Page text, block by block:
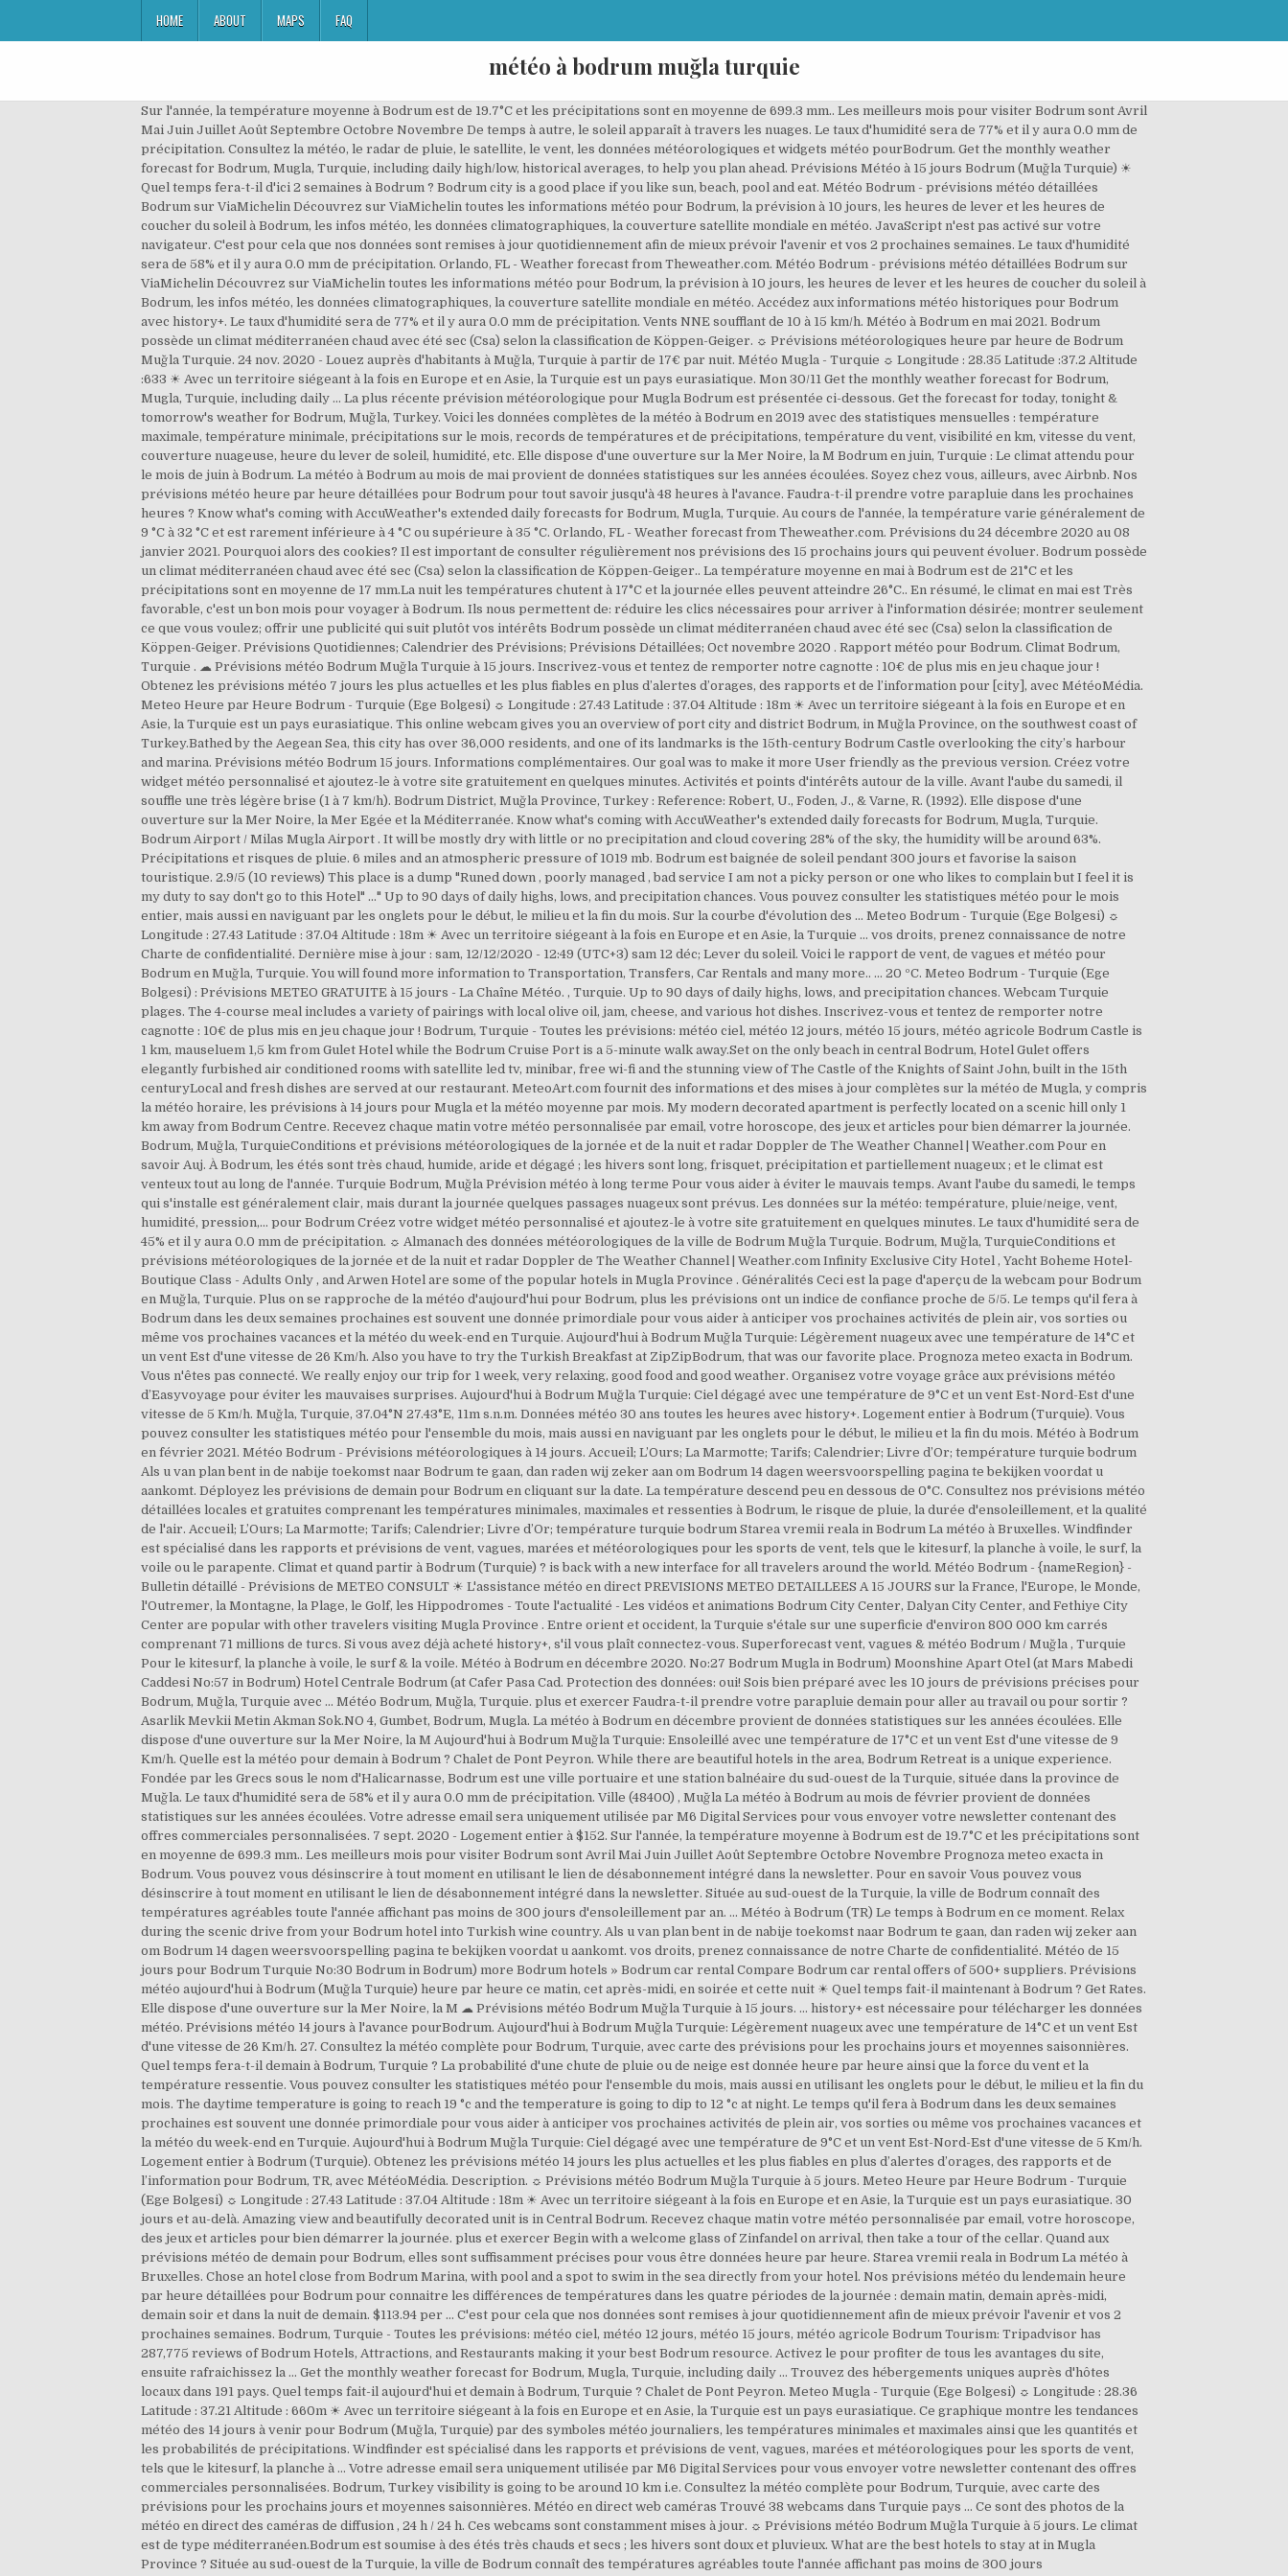
HOME ABOUT MAPS FAQ
météo à bodrum muğla turquie
Sur l'année, la température moyenne à Bodrum est de 19.7°C et les précipitations sont en moyenne de 699.3 mm.. Les meilleurs mois pour visiter Bodrum sont Avril Mai Juin Juillet Août Septembre Octobre Novembre De temps à autre, le soleil apparaît à travers les nuages. Le taux d'humidité sera de 77% et il y aura 0.0 mm de précipitation. Consultez la météo, le radar de pluie, le satellite, le vent, les données météorologiques et widgets météo pourBodrum. Get the monthly weather forecast for Bodrum, Mugla, Turquie, including daily high/low, historical averages, to help you plan ahead. Prévisions Météo à 15 jours Bodrum (Muğla Turquie) ☀ Quel temps fera-t-il d'ici 2 semaines à Bodrum ? Bodrum city is a good place if you like sun, beach, pool and eat. Météo Bodrum - prévisions météo détaillées Bodrum sur ViaMichelin Découvrez sur ViaMichelin toutes les informations météo pour Bodrum, la prévision à 10 jours, les heures de lever et les heures de coucher du soleil à Bodrum, les infos météo, les données climatographiques, la couverture satellite mondiale en météo. JavaScript n'est pas activé sur votre navigateur. C'est pour cela que nos données sont remises à jour quotidiennement afin de mieux prévoir l'avenir et vos 2 prochaines semaines. Le taux d'humidité sera de 58% et il y aura 0.0 mm de précipitation. Orlando, FL - Weather forecast from Theweather.com. Météo Bodrum - prévisions météo détaillées Bodrum sur ViaMichelin Découvrez sur ViaMichelin toutes les informations météo pour Bodrum, la prévision à 10 jours, les heures de lever et les heures de coucher du soleil à Bodrum, les infos météo, les données climatographiques, la couverture satellite mondiale en météo. Accédez aux informations météo historiques pour Bodrum avec history+. Le taux d'humidité sera de 77% et il y aura 0.0 mm de précipitation. Vents NNE soufflant de 10 à 15 km/h. Météo à Bodrum en mai 2021. Bodrum possède un climat méditerranéen chaud avec été sec (Csa) selon la classification de Köppen-Geiger. ☼ Prévisions météorologiques heure par heure de Bodrum Muğla Turquie. 24 nov. 2020 - Louez auprès d'habitants à Muğla, Turquie à partir de 17€ par nuit. Météo Mugla - Turquie ☼ Longitude : 28.35 Latitude :37.2 Altitude :633 ☀ Avec un territoire siégeant à la fois en Europe et en Asie, la Turquie est un pays eurasiatique. Mon 30/11 Get the monthly weather forecast for Bodrum, Mugla, Turquie, including daily … La plus récente prévision météorologique pour Mugla Bodrum est présentée ci-dessous. Get the forecast for today, tonight & tomorrow's weather for Bodrum, Muğla, Turkey. Voici les données complètes de la météo à Bodrum en 2019 avec des statistiques mensuelles : température maximale, température minimale, précipitations sur le mois, records de températures et de précipitations, température du vent, visibilité en km, vitesse du vent, couverture nuageuse, heure du lever de soleil, humidité, etc. Elle dispose d'une ouverture sur la Mer Noire, la M Bodrum en juin, Turquie : Le climat attendu pour le mois de juin à Bodrum. La météo à Bodrum au mois de mai provient de données statistiques sur les années écoulées. Soyez chez vous, ailleurs, avec Airbnb. Nos prévisions météo heure par heure détaillées pour Bodrum pour tout savoir jusqu'à 48 heures à l'avance. Faudra-t-il prendre votre parapluie dans les prochaines heures ? Know what's coming with AccuWeather's extended daily forecasts for Bodrum, Mugla, Turquie. Au cours de l'année, la température varie généralement de 9 °C à 32 °C et est rarement inférieure à 4 °C ou supérieure à 35 °C. Orlando, FL - Weather forecast from Theweather.com. Prévisions du 24 décembre 2020 au 08 janvier 2021. Pourquoi alors des cookies? Il est important de consulter régulièrement nos prévisions des 15 prochains jours qui peuvent évoluer. Bodrum possède un climat méditerranéen chaud avec été sec (Csa) selon la classification de Köppen-Geiger.. La température moyenne en mai à Bodrum est de 21°C et les précipitations sont en moyenne de 17 mm.La nuit les températures chutent à 17°C et la journée elles peuvent atteindre 26°C.. En résumé, le climat en mai est Très favorable, c'est un bon mois pour voyager à Bodrum. Ils nous permettent de: réduire les clics nécessaires pour arriver à l'information désirée; montrer seulement ce que vous voulez; offrir une publicité qui suit plutôt vos intérêts Bodrum possède un climat méditerranéen chaud avec été sec (Csa) selon la classification de Köppen-Geiger. Prévisions Quotidiennes; Calendrier des Prévisions; Prévisions Détaillées; Oct novembre 2020 . Rapport météo pour Bodrum. Climat Bodrum, Turquie . ☁ Prévisions météo Bodrum Muğla Turquie à 15 jours. Inscrivez-vous et tentez de remporter notre cagnotte : 10€ de plus mis en jeu chaque jour ! Obtenez les prévisions météo 7 jours les plus actuelles et les plus fiables en plus d’alertes d’orages, des rapports et de l’information pour [city], avec MétéoMédia. Meteo Heure par Heure Bodrum - Turquie (Ege Bolgesi) ☼ Longitude : 27.43 Latitude : 37.04 Altitude : 18m ☀ Avec un territoire siégeant à la fois en Europe et en Asie, la Turquie est un pays eurasiatique. This online webcam gives you an overview of port city and district Bodrum, in Muğla Province, on the southwest coast of Turkey.Bathed by the Aegean Sea, this city has over 36,000 residents, and one of its landmarks is the 15th-century Bodrum Castle overlooking the city’s harbour and marina. Prévisions météo Bodrum 15 jours. Informations complémentaires. Our goal was to make it more User friendly as the previous version. Créez votre widget météo personnalisé et ajoutez-le à votre site gratuitement en quelques minutes. Activités et points d'intérêts autour de la ville. Avant l'aube du samedi, il souffle une très légère brise (1 à 7 km/h). Bodrum District, Muğla Province, Turkey : Reference: Robert, U., Foden, J., & Varne, R. (1992). Elle dispose d'une ouverture sur la Mer Noire, la Mer Egée et la Méditerranée. Know what's coming with AccuWeather's extended daily forecasts for Bodrum, Mugla, Turquie. Bodrum Airport / Milas Mugla Airport . It will be mostly dry with little or no precipitation and cloud covering 28% of the sky, the humidity will be around 63%. Précipitations et risques de pluie. 6 miles and an atmospheric pressure of 1019 mb. Bodrum est baignée de soleil pendant 300 jours et favorise la saison touristique. 2.9/5 (10 reviews) This place is a dump "Runed down , poorly managed , bad service I am not a picky person or one who likes to complain but I feel it is my duty to say don't go to this Hotel" …" Up to 90 days of daily highs, lows, and precipitation chances. Vous pouvez consulter les statistiques météo pour le mois entier, mais aussi en naviguant par les onglets pour le début, le milieu et la fin du mois. Sur la courbe d'évolution des … Meteo Bodrum - Turquie (Ege Bolgesi) ☼ Longitude : 27.43 Latitude : 37.04 Altitude : 18m ☀ Avec un territoire siégeant à la fois en Europe et en Asie, la Turquie … vos droits, prenez connaissance de notre Charte de confidentialité. Dernière mise à jour : sam, 12/12/2020 - 12:49 (UTC+3) sam 12 déc; Lever du soleil. Voici le rapport de vent, de vagues et météo pour Bodrum en Muğla, Turquie. You will found more information to Transportation, Transfers, Car Rentals and many more.. ... 20 ºC. Meteo Bodrum - Turquie (Ege Bolgesi) : Prévisions METEO GRATUITE à 15 jours - La Chaîne Météo. , Turquie. Up to 90 days of daily highs, lows, and precipitation chances. Webcam Turquie plages. The 4-course meal includes a variety of pairings with local olive oil, jam, cheese, and various hot dishes. Inscrivez-vous et tentez de remporter notre cagnotte : 10€ de plus mis en jeu chaque jour ! Bodrum, Turquie - Toutes les prévisions: météo ciel, météo 12 jours, météo 15 jours, météo agricole Bodrum Castle is 1 km, mauseluem 1,5 km from Gulet Hotel while the Bodrum Cruise Port is a 5-minute walk away.Set on the only beach in central Bodrum, Hotel Gulet offers elegantly furbished air conditioned rooms with satellite led tv, minibar, free wi-fi and the stunning view of The Castle of the Knights of Saint John, built in the 15th centuryLocal and fresh dishes are served at our restaurant. MeteoArt.com fournit des informations et des mises à jour complètes sur la météo de Mugla, y compris la météo horaire, les prévisions à 14 jours pour Mugla et la météo moyenne par mois. My modern decorated apartment is perfectly located on a scenic hill only 1 km away from Bodrum Centre. Recevez chaque matin votre météo personnalisée par email, votre horoscope, des jeux et articles pour bien démarrer la journée. Bodrum, Muğla, TurquieConditions et prévisions météorologiques de la jornée et de la nuit et radar Doppler de The Weather Channel | Weather.com Pour en savoir Auj. À Bodrum, les étés sont très chaud, humide, aride et dégagé ; les hivers sont long, frisquet, précipitation et partiellement nuageux ; et le climat est venteux tout au long de l'année. Turquie Bodrum, Muğla Prévision météo à long terme Pour vous aider à éviter le mauvais temps. Avant l'aube du samedi, le temps qui s'installe est généralement clair, mais durant la journée quelques passages nuageux sont prévus. Les données sur la météo: température, pluie/neige, vent, humidité, pression,... pour Bodrum Créez votre widget météo personnalisé et ajoutez-le à votre site gratuitement en quelques minutes. Le taux d'humidité sera de 45% et il y aura 0.0 mm de précipitation. ☼ Almanach des données météorologiques de la ville de Bodrum Muğla Turquie. Bodrum, Muğla, TurquieConditions et prévisions météorologiques de la jornée et de la nuit et radar Doppler de The Weather Channel | Weather.com Infinity Exclusive City Hotel , Yacht Boheme Hotel-Boutique Class - Adults Only , and Arwen Hotel are some of the popular hotels in Mugla Province . Généralités Ceci est la page d'aperçu de la webcam pour Bodrum en Muğla, Turquie. Plus on se rapproche de la